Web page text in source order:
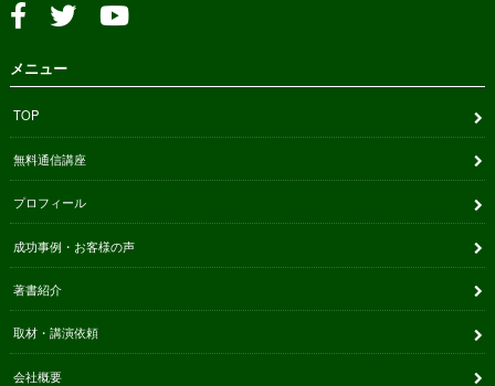
メニュー
TOP
無料通信講座
プロフィール
成功事例・お客様の声
著書紹介
取材・講演依頼
会社概要